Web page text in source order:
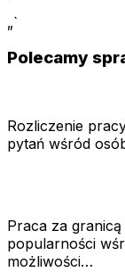
„`
Polecamy
Rozliczenie
pytań wśród
Praca za
popularności
możliwości…